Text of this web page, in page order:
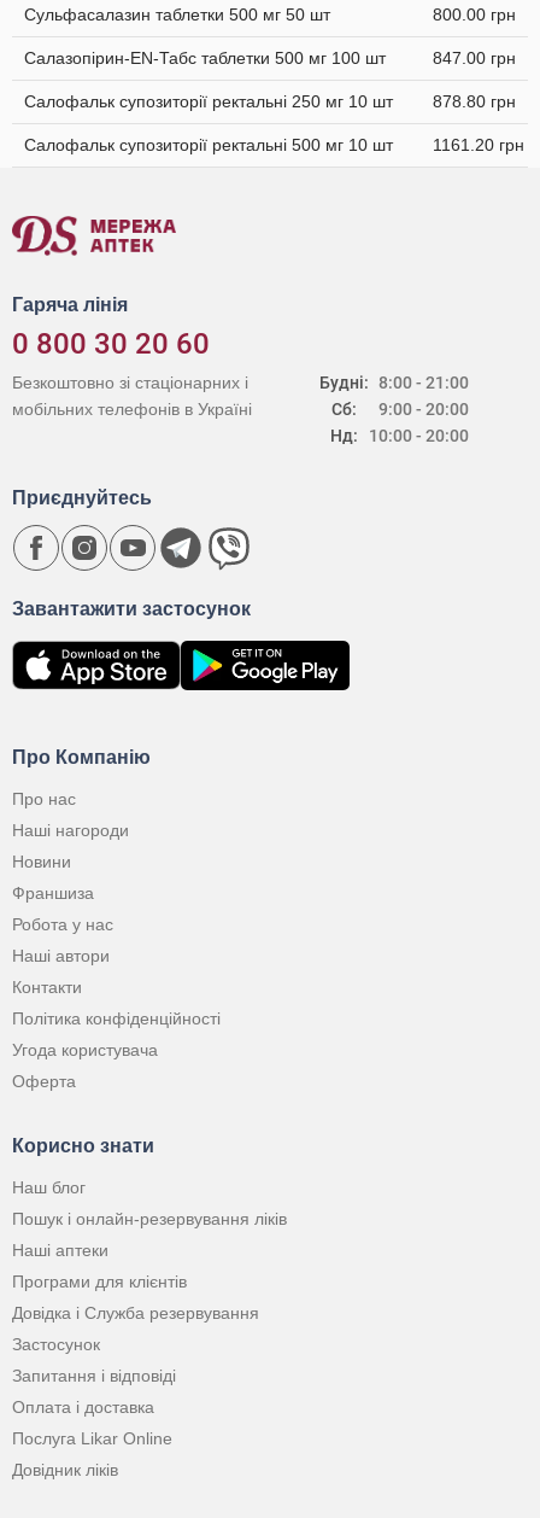
Сульфасалазин таблетки 500 мг 50 шт 800.00 грн
Салазопірин-EN-Табс таблетки 500 мг 100 шт 847.00 грн
Салофальк супозиторії ректальні 250 мг 10 шт 878.80 грн
Салофальк супозиторії ректальні 500 мг 10 шт 1161.20 грн
Гаряча лінія
0 800 30 20 60
Будні:
Сб:
Нд:
8:00 - 21:00
9:00 - 20:00
10:00 - 20:00
Безкоштовно зі стаціонарних і
мобільних телефонів в Україні
Про Компанію
Про нас
Наші нагороди
Новини
Франшиза
Робота у нас
Наші автори
Контакти
Політика конфіденційності
Угода користувача
Оферта
Корисно знати
Наш блог
Пошук і онлайн-резервування ліків
Наші аптеки
Програми для клієнтів
Довідка і Служба резервування
Застосунок
Запитання і відповіді
Оплата і доставка
Послуга Likar Online
Довідник ліків
Завантажити застосунок
Приєднуйтесь